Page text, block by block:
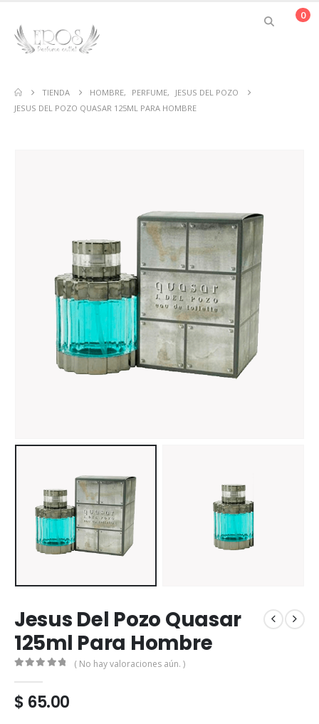
0
TIENDA HOMBRE, PERFUME,
JESUS DEL POZO
JESUS DEL POZO QUASAR 125ML PARA HOMBRE
Jesus Del Pozo Quasar
125ml Para Hombre
( No hay valoraciones aún. )
$ 65.00